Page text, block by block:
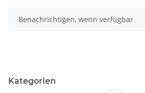
Benachrichtigen, wenn verfügbar
Kategorien